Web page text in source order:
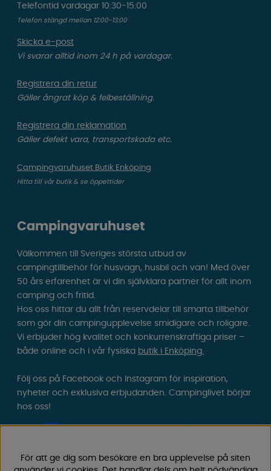
Telefontid vardagar 10:30-15:00
Telefon stängd mellan 12:00-13:00
Skicka e-post
Vi svarar alltid inom 24 h på vardagar.
Registrera din retur
Gäller ångrat köp & felbeställning.
Registrera din reklamation
Gäller defekt vara, transportskada etc.
Campingvaruhuset Butik Enköping
Hitta till vår butik & se öppettider
Campingvaruhuset
Välkommen till Sveriges största utbud av
campingtillbehör för husvagn, husbil och van! Med över
50 års erfarenhet är vi din självklara partner för allt inom
camping och fritid.
Hos oss hittar du allt från reservdelar till smarta tillbehör
som gör din campingupplevelse smidigare och roligare.
Vi erbjuder hög kvalitet och konkurrenskraftiga priser –
både online och i vår fysiska butik i Enköping.
Följ oss på Facebook och Instagram för inspiration,
nyheter och exklusiva erbjudanden. Campinglivet börjar
hos oss!
För att ge dig som besökare en bra upplevelse på siten